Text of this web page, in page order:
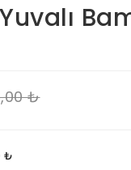
₺
₺